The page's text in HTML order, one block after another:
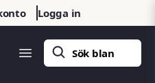
Logga in